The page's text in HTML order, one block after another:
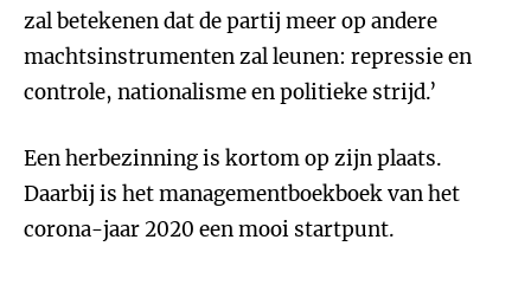
zal betekenen dat de partij meer op andere
machtsinstrumenten zal leunen: repressie en
controle, nationalisme en politieke strijd.’
Een herbezinning is kortom op zijn plaats.
Daarbij is het managementboekboek van het
corona-jaar 2020 een mooi startpunt.